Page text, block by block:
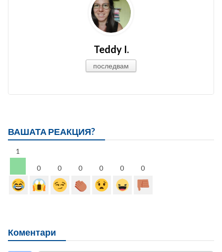
Teddy I.
последвам
ВАШАТА РЕАКЦИЯ?
1
0
0 0 0 0 0
Коментари